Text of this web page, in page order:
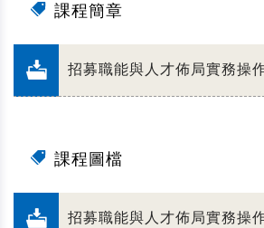
課程簡章
招募職能與人才佈局實務操
課程圖檔
招募職能與人才佈局實務操